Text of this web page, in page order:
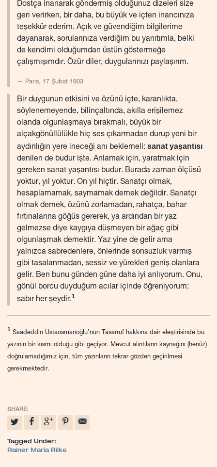
Dostça inanarak göndermiş olduğunuz dizeleri size
geri verirken, bir daha, bu büyük ve içten inancınıza
teşekkür ederim. Açık ve güvendiğim bilgilerime
dayanarak, sorularınıza verdiğim bu yanıtımla, belki
de kendimi olduğumdan üstün göstermeğe
çalışmışımdır. Özür diler, duygularınızı paylaşırım.
Paris, 17 Şubat 1903
Bir duygunun etkisini ve özünü içte, karanlıkta,
söylenemeyende, bilinçaltında, akılla erişilemez
olanda olgunlaşmaya bırakmalı, büyük bir
alçakgönüllülükle hiç ses çıkarmadan durup yeni bir
aydınlığın yere ineceği anı beklemeli: sanat yaşantısı
denilen de budur işte. Anlamak için, yaratmak için
gereken sanat yaşantısı budur. Burada zaman ölçüsü
yoktur, yıl yoktur. On yıl hiçtir. Sanatçı olmak,
hesaplamamak, saymamak demek değildir. Sanatçı
olmak demek, özünü zorlamadan, rahatça, bahar
fırtınalarına göğüs gererek, ya ardından bir yaz
gelmezse diye kaygıya düşmeyen bir ağaç gibi
olgunlaşmak demektir. Yaz yine de gelir ama
yalnızca sabredenlere, önlerinde sonsuzluk varmış
gibi tasalanmadan, sessiz ve yürekleri geniş olanlara
gelir. Ben bunu günden güne daha iyi anlıyorum. Onu,
gönül borcu duyduğum acılar içinde öğreniyorum:
sabır her şeydir.1
1
Saadeddin Ustaosmanoğlu’nun Tasarruf hakkına dair eleştirisinde bu
yazının bir kısmı olduğu gibi geçiyor. Mevcut alıntıların kaynağını (henüz)
doğrulamadığımız için, tüm yazınların tekrar gözden geçirilmesi
gerekmektedir.
Tagged Under:
Rainer Maria Rilke